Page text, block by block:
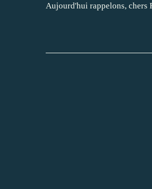
Aujourd'hui rappelons, chers